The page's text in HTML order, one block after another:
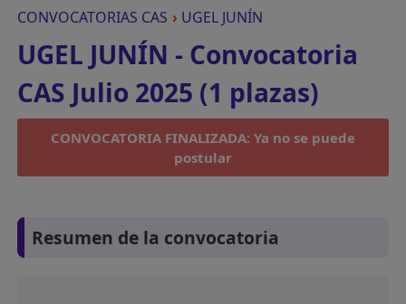
CONVOCATORIAS CAS › UGEL JUNÍN
UGEL JUNÍN - Convocatoria
CAS Julio 2025 (1 plazas)
CONVOCATORIA FINALIZADA: Ya no se puede
postular
Resumen de la convocatoria